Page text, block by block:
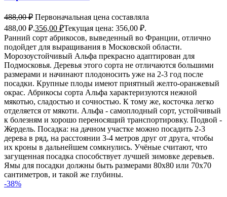
488,00₽ Первоначальная цена составляла
488,00 ₽.356,00 ₽Текущая цена: 356,00 ₽.
Ранний сорт абрикосов, выведенный во Франции, отлично
подойдет для выращивания в Московской области.
Морозоустойчивый Альфа прекрасно адаптирован для
Подмосковья. Деревья этого сорта не отличаются большими
размерами и начинают плодоносить уже на 2-3 год после
посадки. Крупные плоды имеют приятный желто-оранжевый
окрас. Абрикосы сорта Альфа характеризуются нежной
мякотью, сладостью и сочностью. К тому же, косточка легко
отделяется от мякоти. Альфа - самоплодный сорт, устойчивый
к болезням и хорошо переносящий транспортировку. Подвой -
Жердель. Посадка: на дачном участке можно посадить 2-3
дерева в ряд, на расстоянии 3-4 метров друг от друга, чтобы
их кроны в дальнейшем сомкнулись. Учёные считают, что
загущенная посадка способствует лучшей зимовке деревьев.
Ямы для посадки должны быть размерами 80x80 или 70x70
сантиметров, и такой же глубины.
-38%